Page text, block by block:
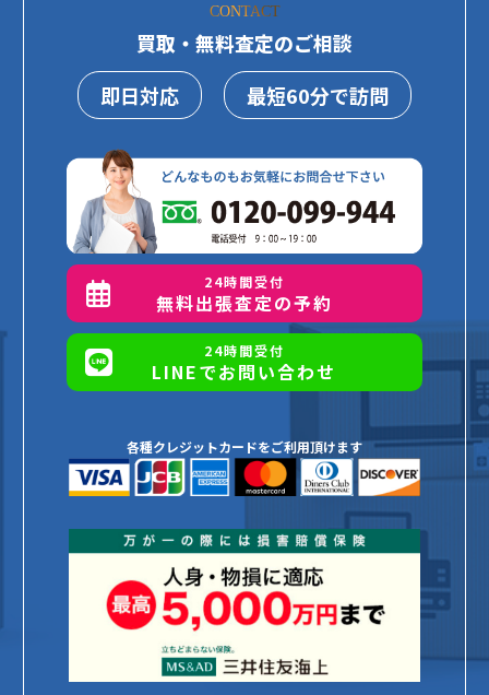
CONTACT
買取・無料査定のご相談
即日対応
最短60分で訪問
24時間受付
無料出張査定の予約
24時間受付
LINEでお問い合わせ
各種クレジットカードをご利用頂けます